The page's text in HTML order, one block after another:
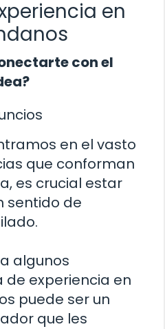
en
con el
en el vasto
que conforman
es crucial estar
sentido de
algunos
de experiencia en
puede ser un
que les